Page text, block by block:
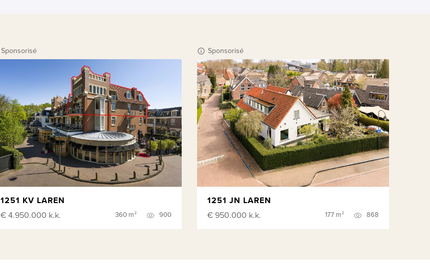
Sponsorisé
1251 KV LAREN
€ 4.950.000 k.k. 360 m² 900
Sponsorisé
1251 JN LAREN
€ 950.000 k.k. 177 m² 868